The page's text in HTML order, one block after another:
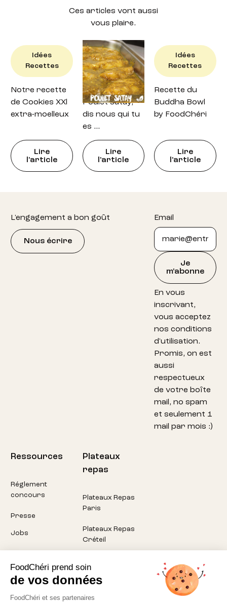
FoodChéri prend soin
de vos données
FoodChéri et ses partenaires
Ces articles vont aussi
vous plaire.
Idées
Recettes
Notre recette
de Cookies XXl
extra-moelleux
Lire
l'article
Idées
Recettes
Recette : petit
Poulet satay,
dis nous qui tu
es …
Lire
l'article
Idées
Recettes
Recette du
Buddha Bowl
by FoodChéri
Lire
l'article
L'engagement a bon goût
Nous écrire
Email
Je
m'abonne
En vous
inscrivant,
vous acceptez
nos conditions
d'utilisation.
Promis, on est
aussi
respectueux
de votre boîte
mail, no spam
et seulement 1
mail par mois :)
Ressources
Réglement
concours
Presse
Jobs
Plateaux
repas
Plateaux Repas
Paris
Plateaux Repas
Créteil
Pantin